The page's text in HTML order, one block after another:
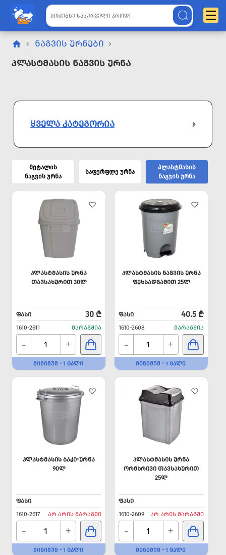
ᲜᲐᲒᲕᲘᲡ ᲣᲠᲜᲔᲑᲘ
Პლასტმასის Ნაგვის Ურნა
ᲧᲕᲔᲚᲐ ᲙᲐᲢᲔᲒᲝᲠᲘᲐ
მეტალის
ნაგვის ურნა
საფერფლე ურნა
პლასტმასის
ნაგვის ურნა
ᲞᲚᲐᲡᲢᲛᲐᲡᲘᲡ ᲣᲠᲜᲐ
ᲗᲐᲕᲡᲐᲮᲣᲠᲘᲗ 30Ლ
ᲤᲐᲡᲘ 30 ₾
1610-2611 ᲛᲐᲠᲐᲒᲨᲘᲐ
- +
ᲛᲘᲜᲘᲛᲣᲛ - 1 ᲪᲐᲚᲘ
ᲞᲚᲐᲡᲢᲛᲐᲡᲘᲡ ᲜᲐᲒᲕᲘᲡ ᲣᲠᲜᲐ
ᲤᲔᲮᲡᲐᲓᲒᲐᲛᲘᲗ 25Ლ
ᲤᲐᲡᲘ 40.5 ₾
1610-2608 ᲛᲐᲠᲐᲒᲨᲘᲐ
- +
ᲛᲘᲜᲘᲛᲣᲛ - 1 ᲪᲐᲚᲘ
ᲞᲚᲐᲡᲢᲛᲐᲡᲘᲡ ᲑᲐᲙᲘ-ᲣᲠᲜᲐ
90Ლ
ᲤᲐᲡᲘ
1610-2617
ᲐᲠ ᲐᲠᲘᲡ ᲛᲐᲠᲐᲒᲨᲘ
- +
ᲛᲘᲜᲘᲛᲣᲛ - 1 ᲪᲐᲚᲘ
ᲞᲚᲐᲡᲢᲛᲐᲡᲘᲡ ᲣᲠᲜᲐ
ᲝᲠᲛᲮᲠᲘᲕᲘ ᲗᲐᲕᲡᲐᲮᲣᲠᲘᲗ
25Ლ
ᲤᲐᲡᲘ
1610-2609
ᲐᲠ ᲐᲠᲘᲡ ᲛᲐᲠᲐᲒᲨᲘ
- +
ᲛᲘᲜᲘᲛᲣᲛ - 1 ᲪᲐᲚᲘ